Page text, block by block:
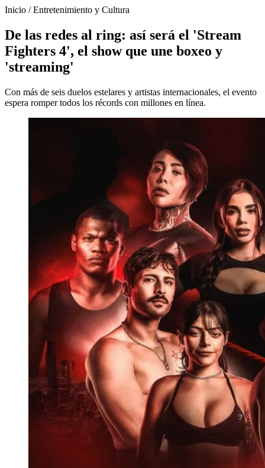
Inicio /Entretenimiento y Cultura
De las redes al ring: así será el 'Stream
Fighters 4', el show que une boxeo y
'streaming'
Con más de seis duelos estelares y artistas internacionales, el evento
espera romper todos los récords con millones en línea.